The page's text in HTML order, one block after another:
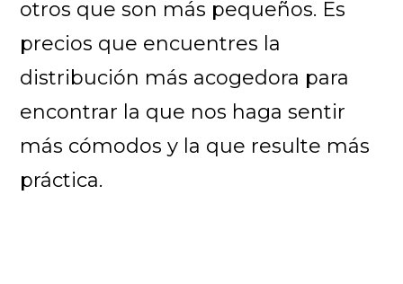
otros que son más pequeños. Es
precios que encuentres la
distribución más acogedora para
encontrar la que nos haga sentir
más cómodos y la que resulte más
práctica.